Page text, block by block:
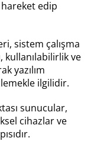
edip
sistem çalışma
kullanılabilirlik ve
yazılım
ilgilidir.
sunucular,
cihazlar ve